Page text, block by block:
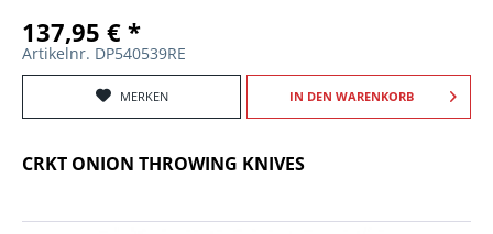
137,95 € *
Artikelnr. DP540539RE
MERKEN IN DEN WARENKORB
CRKT ONION THROWING KNIVES